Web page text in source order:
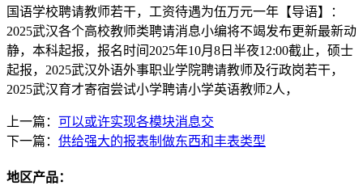
国语学校聘请教师若干，工资待遇为伍万元一年【导语】：
2025武汉各个高校教师类聘请消息小编将不竭发布更新最新动
静，本科起报，报名时间2025年10月8日半夜12:00截止，硕士
起报，2025武汉外语外事职业学院聘请教师及行政岗若干，
2025武汉育才寄宿尝试小学聘请小学英语教师2人，
上一篇： 可以或许实现各模块消息交
下一篇： 供给强大的报表制做东西和丰表类型
地区产品：